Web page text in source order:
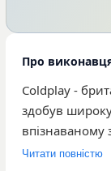
Про
Coldplay -
здобув
впізнаваному
композицій. У
Читати повністю